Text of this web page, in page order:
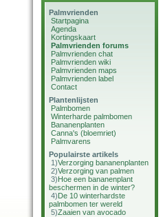
Palmvrienden
Startpagina
Agenda
Kortingskaart
Palmvrienden forums
Palmvrienden chat
Palmvrienden wiki
Palmvrienden maps
Palmvrienden label
Contact
Plantenlijsten
Palmbomen
Winterharde palmbomen
Bananenplanten
Canna's (bloemriet)
Palmvarens
Populairste artikels
1)Verzorging bananenplanten
2)Verzorging van palmen
3)Hoe een bananenplant
beschermen in de winter?
4)De 10 winterhardste
palmbomen ter wereld
5)Zaaien van avocado